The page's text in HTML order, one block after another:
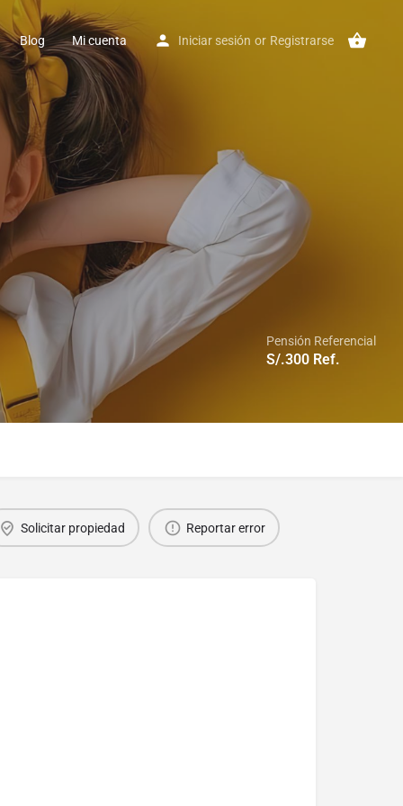
Blog Mi cuenta Iniciar sesión or Registrarse
Pensión Referencial
S/.300 Ref.
Solicitar propiedad Reportar error